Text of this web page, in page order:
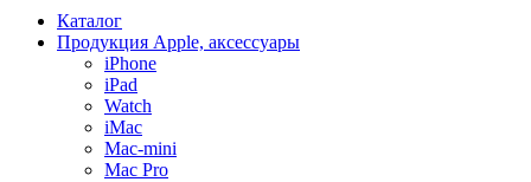
Каталог
Продукция Apple, аксессуары
iPhone
iPad
Watch
iMac
Mac-mini
Mac Pro